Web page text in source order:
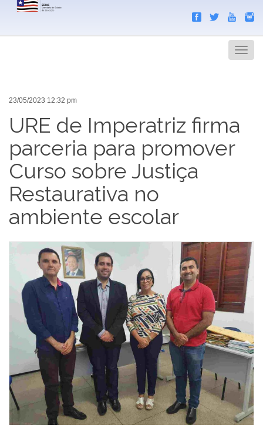
Menu
23/05/2023 12:32 pm
URE de Imperatriz firma
parceria para promover
Curso sobre Justiça
Restaurativa no
ambiente escolar